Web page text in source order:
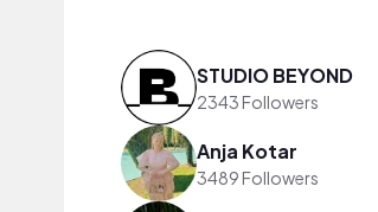
STUDIO BEYOND
2343 Followers
Anja Kotar
3489 Followers